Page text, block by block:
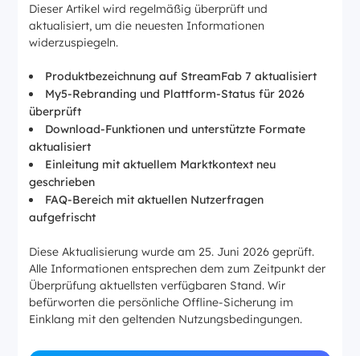
Dieser Artikel wird regelmäßig überprüft und
aktualisiert, um die neuesten Informationen
widerzuspiegeln.
Produktbezeichnung auf StreamFab 7 aktualisiert
My5-Rebranding und Plattform-Status für 2026
überprüft
Download-Funktionen und unterstützte Formate
aktualisiert
Einleitung mit aktuellem Marktkontext neu
geschrieben
FAQ-Bereich mit aktuellen Nutzerfragen
aufgefrischt
Diese Aktualisierung wurde am 25. Juni 2026 geprüft.
Alle Informationen entsprechen dem zum Zeitpunkt der
Überprüfung aktuellsten verfügbaren Stand. Wir
befürworten die persönliche Offline-Sicherung im
Einklang mit den geltenden Nutzungsbedingungen.